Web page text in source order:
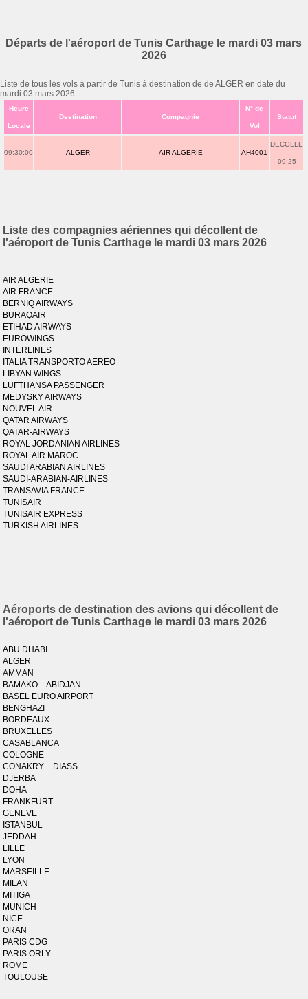
Départs de l'aéroport de Tunis Carthage le mardi 03 mars
2026
Liste de tous les vols à partir de Tunis à destination de de ALGER en date du
mardi 03 mars 2026
Heure
Locale
Destination Compagnie
N° de
Vol
Statut
09:30:00 ALGER AIR ALGERIE AH4001
DECOLLE
09:25
Liste des compagnies aériennes qui décollent de
l'aéroport de Tunis Carthage le mardi 03 mars 2026
AIR ALGERIE
AIR FRANCE
BERNIQ AIRWAYS
BURAQAIR
ETIHAD AIRWAYS
EUROWINGS
INTERLINES
ITALIA TRANSPORTO AEREO
LIBYAN WINGS
LUFTHANSA PASSENGER
MEDYSKY AIRWAYS
NOUVEL AIR
QATAR AIRWAYS
QATAR-AIRWAYS
ROYAL JORDANIAN AIRLINES
ROYAL AIR MAROC
SAUDI ARABIAN AIRLINES
SAUDI-ARABIAN-AIRLINES
TRANSAVIA FRANCE
TUNISAIR
TUNISAIR EXPRESS
TURKISH AIRLINES
Aéroports de destination des avions qui décollent de
l'aéroport de Tunis Carthage le mardi 03 mars 2026
ABU DHABI
ALGER
AMMAN
BAMAKO _ ABIDJAN
BASEL EURO AIRPORT
BENGHAZI
BORDEAUX
BRUXELLES
CASABLANCA
COLOGNE
CONAKRY _ DIASS
DJERBA
DOHA
FRANKFURT
GENEVE
ISTANBUL
JEDDAH
LILLE
LYON
MARSEILLE
MILAN
MITIGA
MUNICH
NICE
ORAN
PARIS CDG
PARIS ORLY
ROME
TOULOUSE